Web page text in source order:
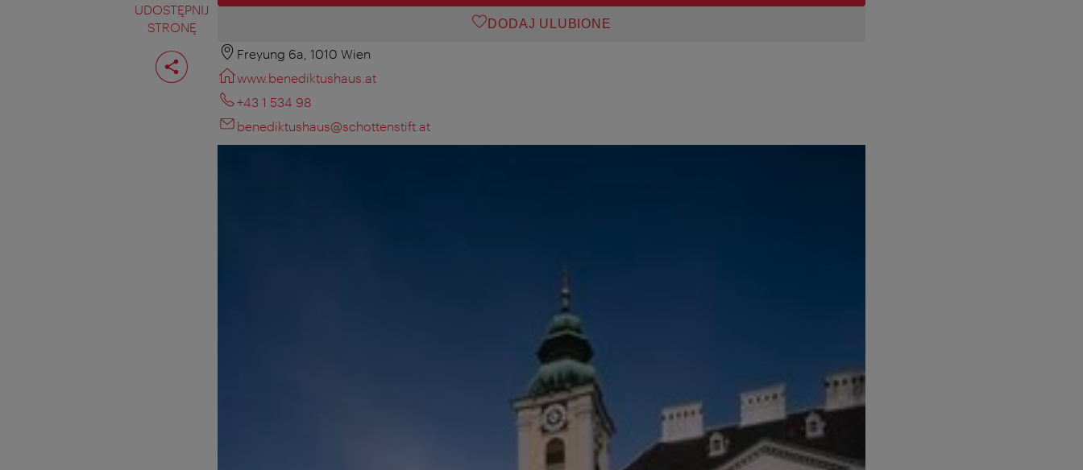
UDOSTĘPNIJ
STRONĘ
Podziel
stronę
DODAJ ULUBIONE
Freyung 6a, 1010 Wien
www.benediktushaus.at
+43 1 534 98
benediktushaus@schottenstift.at